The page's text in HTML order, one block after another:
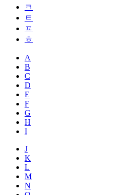
ㅋ
ㅌ
ㅍ
ㅎ
A
B
C
D
E
F
G
H
I
J
K
L
M
N